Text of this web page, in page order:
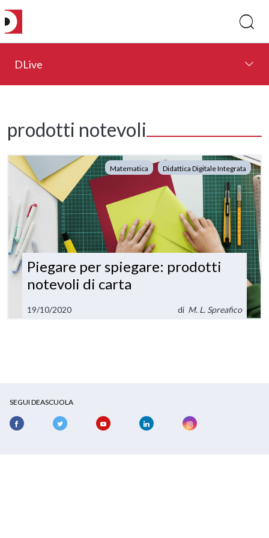
DLive
prodotti notevoli
Matematica Didattica Digitale Integrata
Piegare per spiegare: prodotti
notevoli di carta
19/10/2020 di M. L. Spreafico
SEGUI DEASCUOLA